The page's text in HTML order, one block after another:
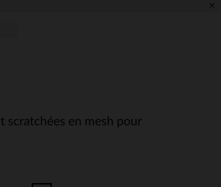
×
scratchées en mesh pour